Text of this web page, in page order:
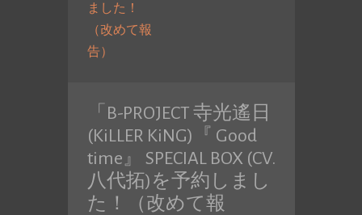
ました！
（改めて報
告）
投
稿:
「 B-PROJECT 寺光遙日
(KiLLER KiNG)『 Good
time』 SPECIAL BOX (CV.
八代拓)を予約しまし
た！（改めて報